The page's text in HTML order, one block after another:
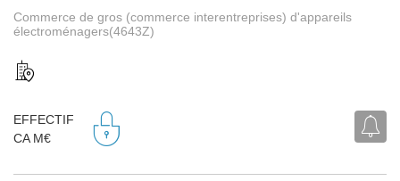
Commerce de gros (commerce interentreprises) d'appareils
électroménagers(4643Z)
EFFECTIF
CA M€